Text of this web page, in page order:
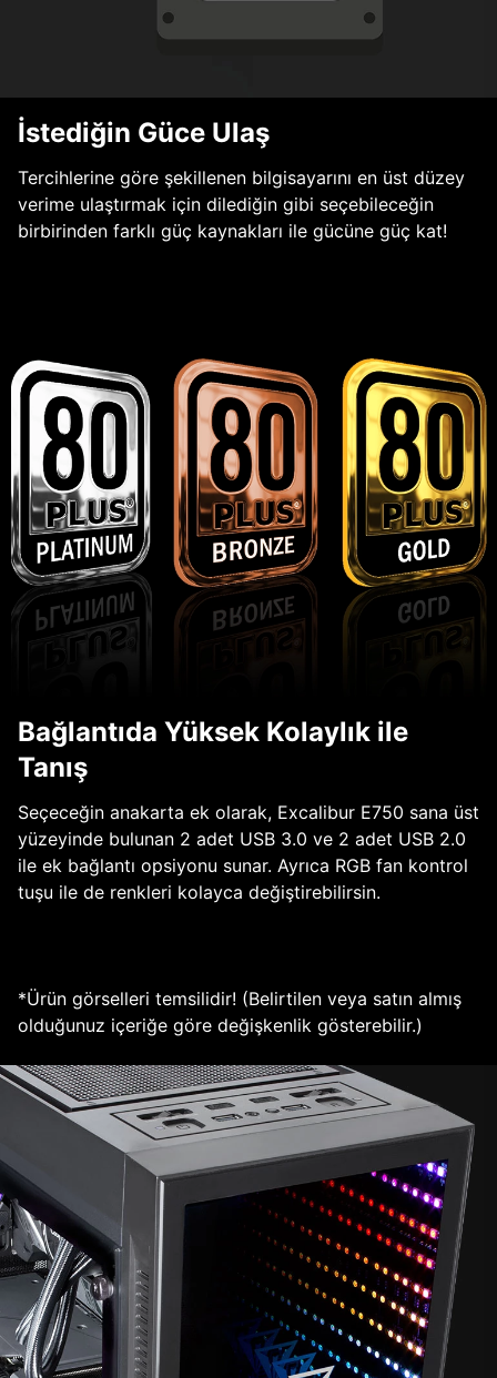
İstediğin Güce Ulaş
Tercihlerine göre şekillenen bilgisayarını en üst düzey
verime ulaştırmak için dilediğin gibi seçebileceğin
birbirinden farklı güç kaynakları ile gücüne güç kat!
Bağlantıda Yüksek Kolaylık ile
Tanış
Seçeceğin anakarta ek olarak, Excalibur E750 sana üst
yüzeyinde bulunan 2 adet USB 3.0 ve 2 adet USB 2.0
ile ek bağlantı opsiyonu sunar. Ayrıca RGB fan kontrol
tuşu ile de renkleri kolayca değiştirebilirsin.
*Ürün görselleri temsilidir! (Belirtilen veya satın almış
olduğunuz içeriğe göre değişkenlik gösterebilir.)